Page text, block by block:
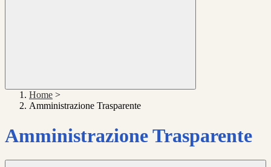
Home >
Amministrazione Trasparente
Amministrazione Trasparente